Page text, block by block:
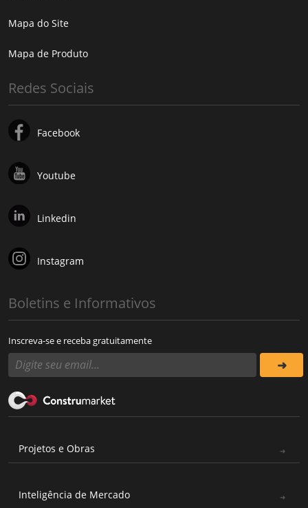
Mapa do Site
Mapa de Produto
Redes Sociais
Facebook
Youtube
Linkedin
Instagram
Boletins e Informativos
Inscreva-se e receba gratuitamente
Projetos e Obras
Inteligência de Mercado